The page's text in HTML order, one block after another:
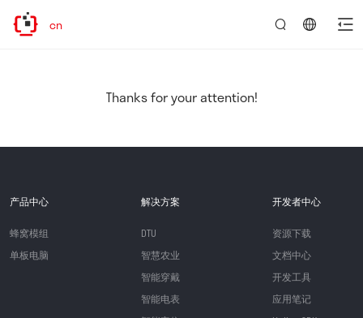
Thanks for your attention!
产品中心
蜂窝模组
单板电脑
解决方案
DTU
智慧农业
智能穿戴
智能电表
开发者中心
资源下载
文档中心
开发工具
应用笔记